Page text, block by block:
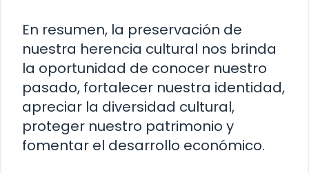
En resumen, la preservación de
nuestra herencia cultural nos brinda
la oportunidad de conocer nuestro
pasado, fortalecer nuestra identidad,
apreciar la diversidad cultural,
proteger nuestro patrimonio y
fomentar el desarrollo económico.